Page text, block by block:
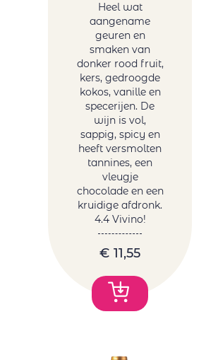
Heel wat
aangename
geuren en
smaken van
donker rood fruit,
kers, gedroogde
kokos, vanille en
specerijen. De
wijn is vol,
sappig, spicy en
heeft versmolten
tannines, een
vleugje
chocolade en een
kruidige afdronk.
4.4 Vivino!
€ 11,55